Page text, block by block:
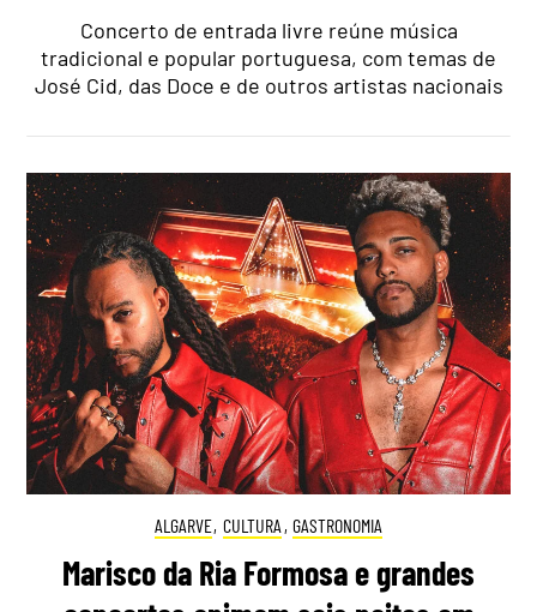
Concerto de entrada livre reúne música
tradicional e popular portuguesa, com temas de
José Cid, das Doce e de outros artistas nacionais
ALGARVE, CULTURA , GASTRONOMIA
Marisco da Ria Formosa e grandes